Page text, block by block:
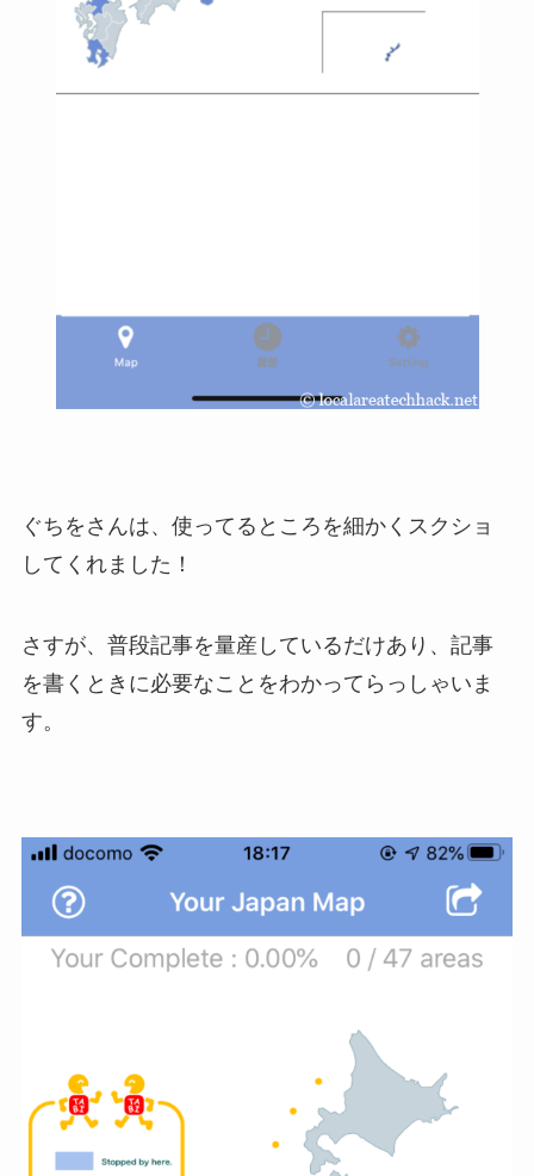
ぐちをさんは、使ってるところを細かくスクショ
してくれました！
さすが、普段記事を量産しているだけあり、記事
を書くときに必要なことをわかってらっしゃいま
す。